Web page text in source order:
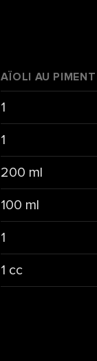
AÏOLI AU PIMENT
1
1
200 ml
100 ml
1
1 cc